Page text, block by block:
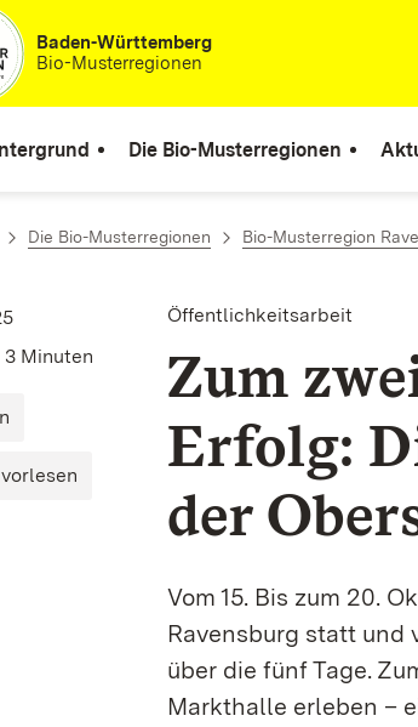
Baden-Württemberg
Bio-Musterregionen
Die Bio-Musterregionen
Die Bio-Musterregionen Bio-Musterregion
Öffentlichkeitsarbeit
Zum
Erfolg:
der
Vom 15. Bis zum 20.
Ravensburg statt und
über die fünf Tage.
Markthalle erleben –
3 Minuten